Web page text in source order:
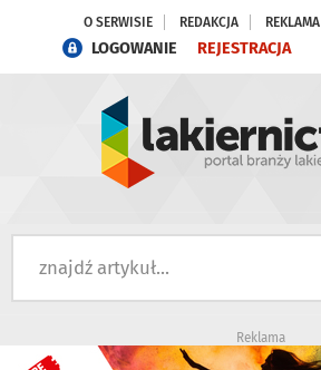
O SERWISIE REDAKCJA REKLAMA
LOGOWANIE REJESTRACJA
Reklama